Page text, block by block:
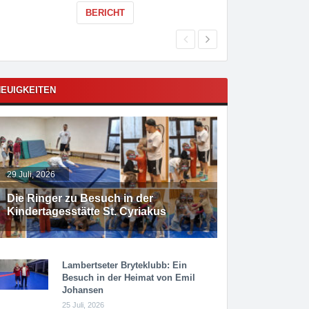
BERICHT
Die Ringer zu Besuch in der
Kindertagesstätte St. Cyriakus
29 Juli, 2026
Lambertseter Bryteklubb: Ein
Besuch in der Heimat von Emil
Johansen
25 Juli, 2026